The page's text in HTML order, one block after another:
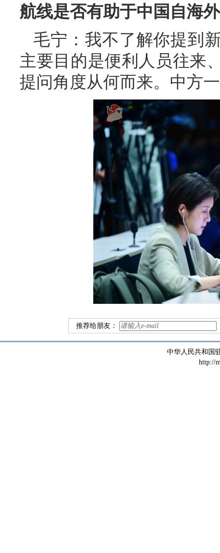
航线是否有助于中国自海
毛宁：我不了解你提到
主要目的是便利人员往来
提问角度从何而来。中方
推荐给朋友：
中华人民共和国
http://